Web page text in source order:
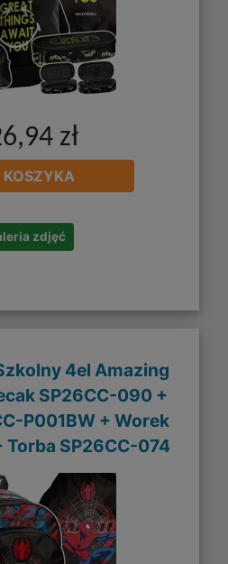
zł
KOSZYKA
zdjęć
4el Amazing
SP26CC-090 +
P001BW + Worek
Torba SP26CC-074